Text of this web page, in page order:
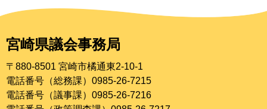
宮崎県議会事務局
〒880-8501 宮崎市橘通東2-10-1
電話番号（総務課）0985-26-7215
電話番号（議事課）0985-26-7216